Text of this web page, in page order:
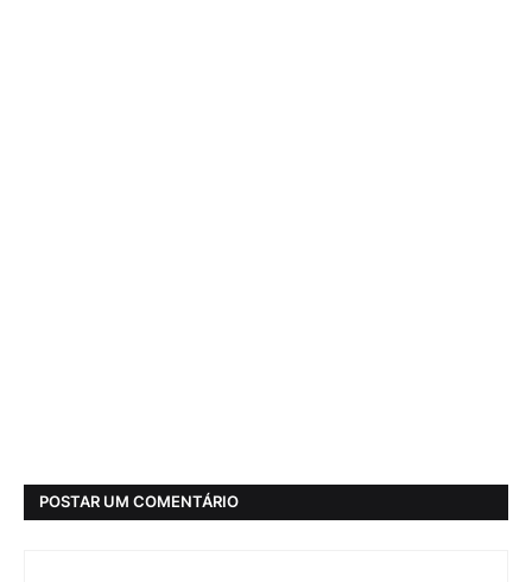
POSTAR UM COMENTÁRIO